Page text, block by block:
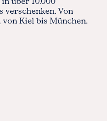
verschenken. Von
Kiel bis München.